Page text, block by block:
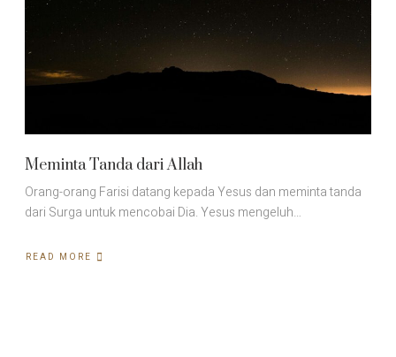
Meminta Tanda dari Allah
Orang-orang Farisi datang kepada Yesus dan meminta tanda
dari Surga untuk mencobai Dia. Yesus mengeluh…
READ MORE